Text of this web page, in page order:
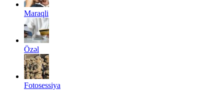
Maraqli
Özəl
Fotosessiya